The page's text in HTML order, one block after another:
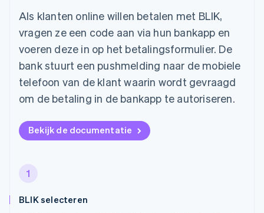
Als klanten online willen betalen met BLIK,
vragen ze een code aan via hun bankapp en
voeren deze in op het betalingsformulier. De
bank stuurt een pushmelding naar de mobiele
telefoon van de klant waarin wordt gevraagd
om de betaling in de bankapp te autoriseren.
Bekijk de documentatie
1
BLIK selecteren